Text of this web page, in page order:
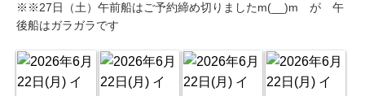
※※27日（土）午前船はご予約締め切りましたm(__)m が 午
後船はガラガラです